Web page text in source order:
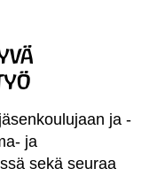
ja -
ja
sekä seuraa